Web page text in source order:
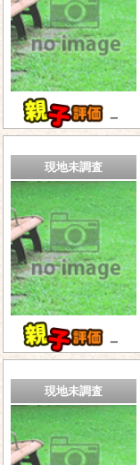
－
現地未調査
－
現地未調査